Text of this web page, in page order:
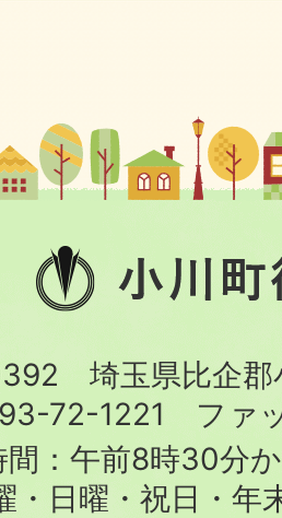
小
川
役
場
埼玉県比企郡
72-1221
ファ
間：午前8時30分
・日曜・祝日・年